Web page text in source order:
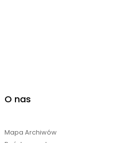
O nas
Mapa Archiwów